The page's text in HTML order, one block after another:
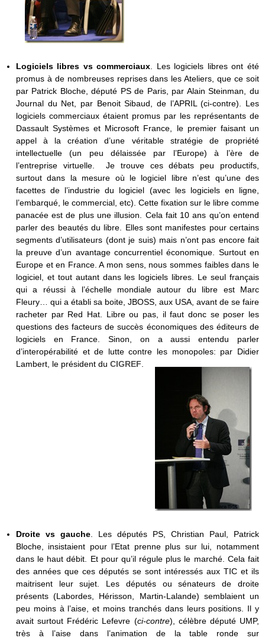
Logiciels libres vs commerciaux . Les logiciels libres ont été
promus à de nombreuses reprises dans les Ateliers, que ce soit
par Patrick Bloche, député PS de Paris, par Alain Steinman, du
Journal du Net, par Benoit Sibaud, de l’APRIL (ci-contre). Les
logiciels commerciaux étaient promus par les représentants de
Dassault Systèmes et Microsoft France, le premier faisant un
appel à la création d’une véritable stratégie de propriété
intellectuelle (un peu délaissée par l’Europe) à l’ère de
l’entreprise virtuelle. Je trouve ces débats peu productifs,
surtout dans la mesure où le logiciel libre n’est qu’une des
facettes de l’industrie du logiciel (avec les logiciels en ligne,
l’embarqué, le commercial, etc). Cette fixation sur le libre comme
panacée est de plus une illusion. Cela fait 10 ans qu’on entend
parler des beautés du libre. Elles sont manifestes pour certains
segments d’utilisateurs (dont je suis) mais n’ont pas encore fait
la preuve d’un avantage concurrentiel économique. Surtout en
Europe et en France. A mon sens, nous sommes faibles dans le
logiciel, et tout autant dans les logiciels libres. Le seul français
qui a réussi à l’échelle mondiale autour du libre est Marc
Fleury… qui a établi sa boite, JBOSS, aux USA, avant de se faire
racheter par Red Hat. Libre ou pas, il faut donc se poser les
questions des facteurs de succès économiques des éditeurs de
logiciels en France. Sinon, on a aussi entendu parler
d’interopérabilité et de lutte contre les monopoles: par Didier
Lambert, le président du CIGREF
Droite vs gauche. Les députés PS, Christian Paul, Patrick
Bloche, insistaient pour l’Etat prenne plus sur lui, notamment
dans le haut débit. Et pour qu’il régule plus le marché. Cela fait
des années que ces députés se sont intéressés aux TIC et ils
maitrisent leur sujet. Les députés ou sénateurs de droite
présents (Labordes, Hérisson, Martin-Lalande) semblaient un
peu moins à l’aise, et moins tranchés dans leurs positions. Il y
avait surtout Frédéric Lefevre (ci-contre), célèbre député UMP,
très à l’aise dans l’animation de la table ronde sur